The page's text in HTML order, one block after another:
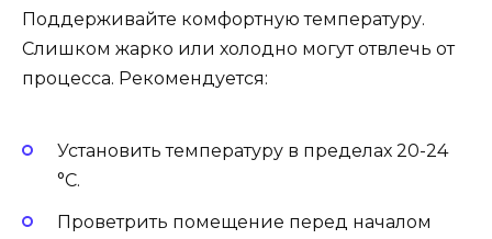
Поддерживайте комфортную температуру.
Слишком жарко или холодно могут отвлечь от
процесса. Рекомендуется:
Установить температуру в пределах 20-24
°C.
Проветрить помещение перед началом